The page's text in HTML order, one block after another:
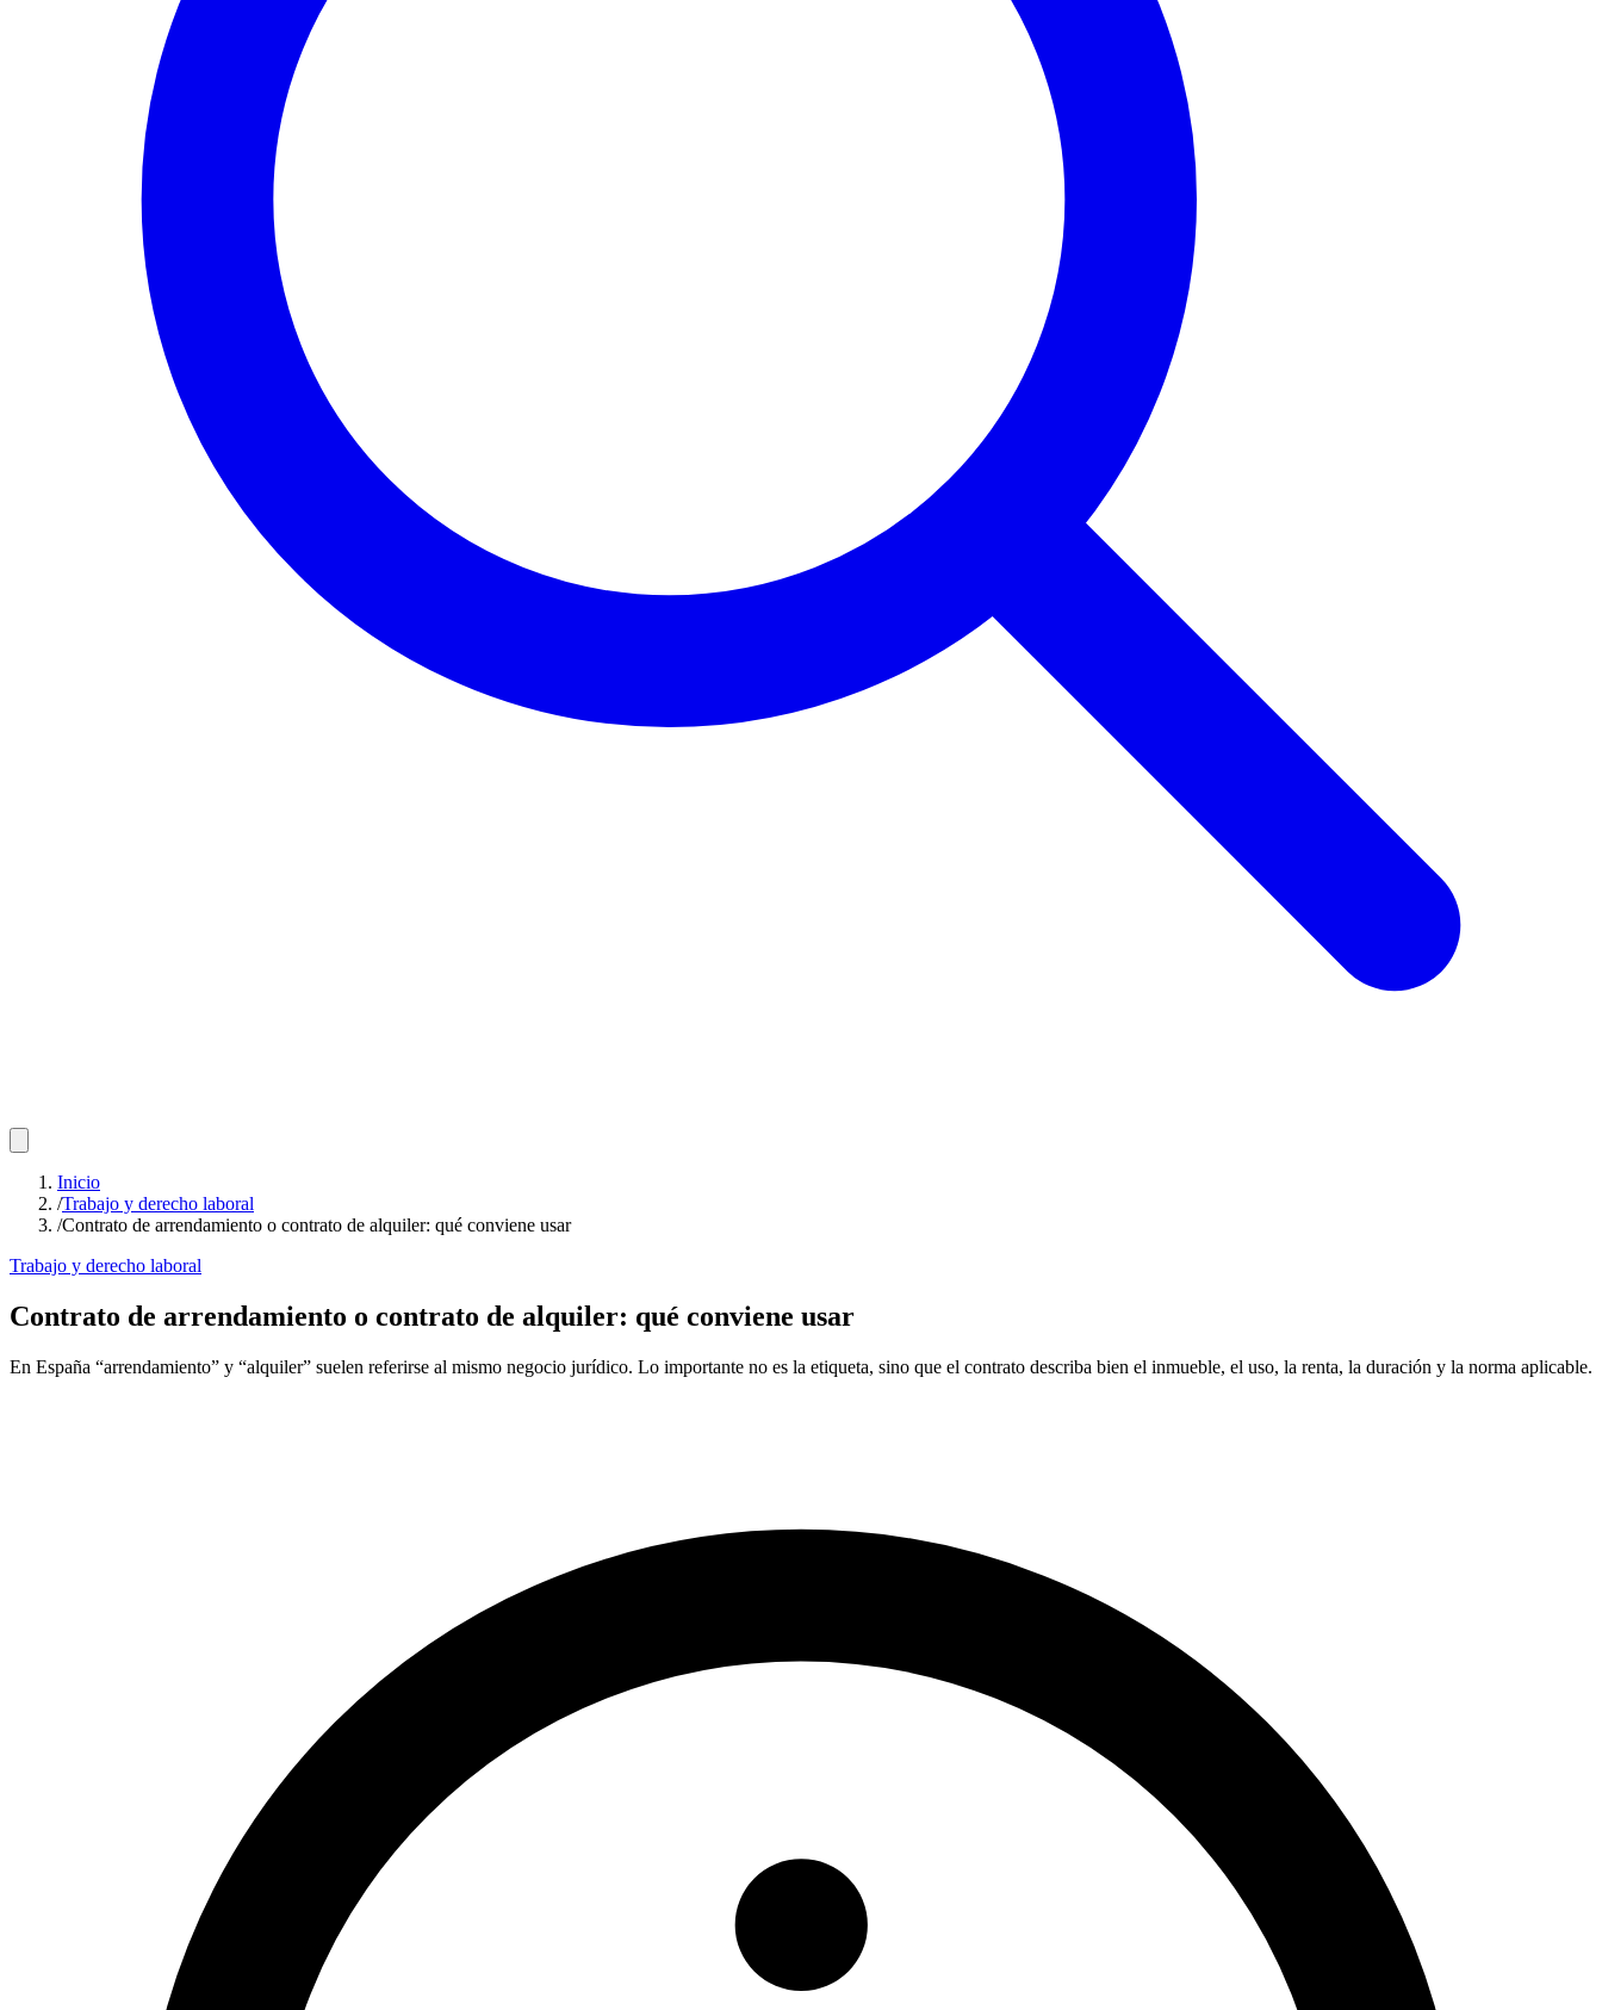
Inicio
/Trabajo y derecho laboral
/Contrato de arrendamiento o contrato de alquiler: qué conviene usar
Trabajo y derecho laboral
Contrato de arrendamiento o contrato de alquiler: qué conviene usar
En España “arrendamiento” y “alquiler” suelen referirse al mismo negocio jurídico. Lo importante no es la etiqueta, sino que el contrato describa bien el inmueble, el uso, la renta, la duración y la norma aplicable.